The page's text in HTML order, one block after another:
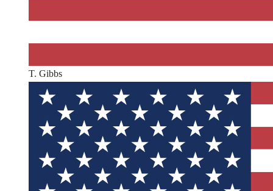
T. Gibbs